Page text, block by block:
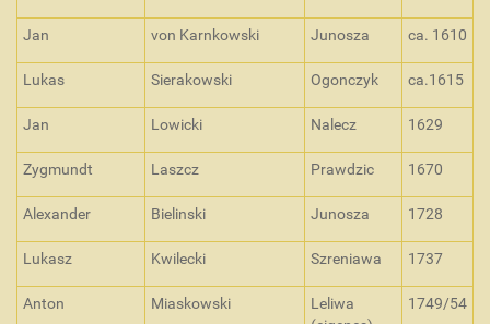
Jan von Karnkowski Junosza ca. 1610
Lukas Sierakowski Ogonczyk ca.1615
Jan Lowicki Nalecz 1629
Zygmundt Laszcz Prawdzic 1670
Alexander Bielinski Junosza 1728
Lukasz Kwilecki Szreniawa 1737
Anton Miaskowski
Leliwa
1749/54